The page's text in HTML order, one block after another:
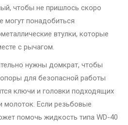
чтобы не пришлось скоро
могут понадобиться
втулки, которые
с рычагом.
нужны домкрат, чтобы
для безопасной работы
ключи и головки подходящих
молоток. Если резьбовые
помочь жидкость типа WD-40